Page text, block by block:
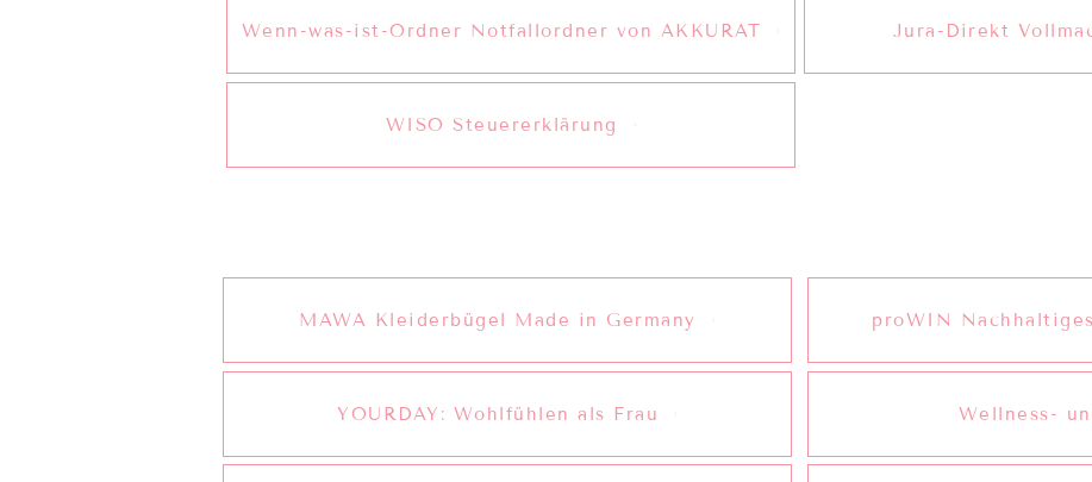
Wenn-was-ist-Ordner Notfallordner von AKKURAT Jura-Direkt
WISO Steuererklärung
MAWA Kleiderbügel Made in Germany
YOURDAY: Wohlfühlen als Frau
proWIN
Wellness-